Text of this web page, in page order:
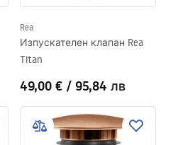
Rea
Изпускателен клапан Rea
Titan
49,00 € / 95,84 лв